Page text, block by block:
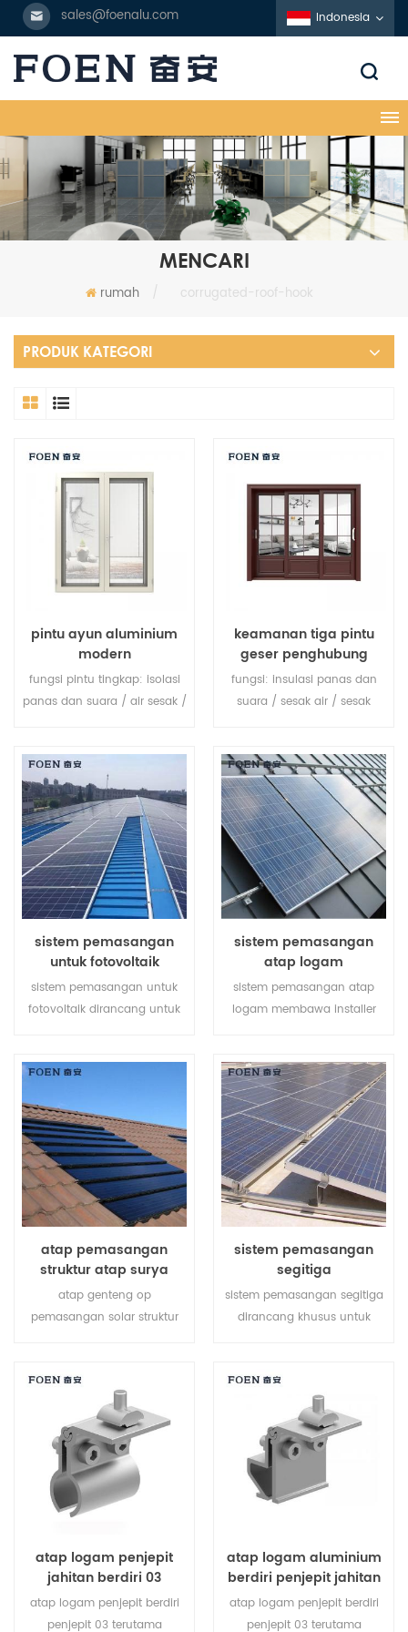
sales@foenalu.com Indonesia
MENCARI
rumah / corrugated-roof-hook
PRODUK KATEGORI
pintu ayun aluminium
modern
fungsi pintu tingkap: isolasi
panas dan suara / air sesak /
keamanan tiga pintu
geser penghubung
fungsi: insulasi panas dan
suara / sesak air / sesak
sistem pemasangan
untuk fotovoltaik
sistem pemasangan untuk
fotovoltaik dirancang untuk
mudah, catu daya besar,
sistem pemasangan
atap logam
sistem pemasangan atap
logam membawa installer
cepat dan struktur lebih
aman.
atap pemasangan
struktur atap surya
atap genteng op
pemasangan solar struktur
perumahan dan komersial.
sistem pemasangan
segitiga
sistem pemasangan segitiga
dirancang khusus untuk
energi hijau yang dapat
disesuaikan yang
menyediakan kebutuhan
daya seluruh gedung.
atap logam penjepit
jahitan berdiri 03
atap logam penjepit berdiri
penjepit 03 terutama
atap logam aluminium
berdiri penjepit jahitan
atap logam penjepit berdiri
penjepit 03 terutama